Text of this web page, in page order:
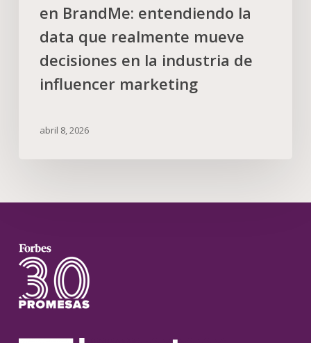
en BrandMe: entendiendo la
data que realmente mueve
decisiones en la industria de
influencer marketing
abril 8, 2026